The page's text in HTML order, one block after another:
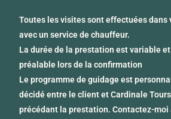
Toutes les visites sont effectuées dans
avec un service de chauffeur.
La durée de la prestation est variable
préalable lors de la confirmation
Le programme de guidage est
décidé entre le client et Cardinale
précédant la prestation. Contactez-moi